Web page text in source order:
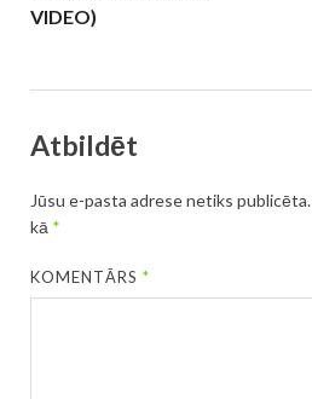
VIDEO)
Atbildēt
Jūsu e-pasta adrese netiks publicēta.
kā *
KOMENTĀRS*